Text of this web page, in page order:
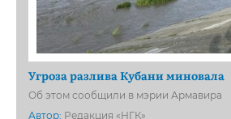
Угроза разлива Кубани миновала
Об этом сообщили в мэрии Армавира
Автор: Редакция «НГК»